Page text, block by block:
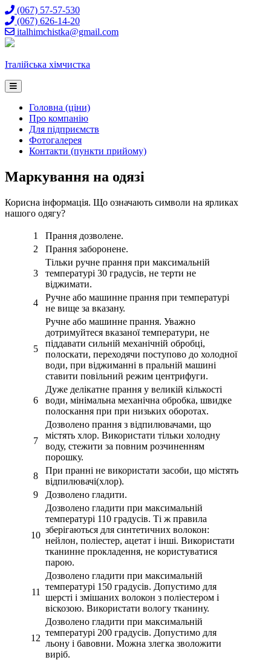
Skip
to
content
(067) 57-57-530
(067) 626-14-20
italhimchistka@gmail.com
Італійська хімчистка
Головна (ціни)
Про компанію
Для підприємств
Фотогалерея
Контакти (пункти прийому)
Маркування на одязі
Корисна інформація. Що означають символи на ярликах
нашого одягу?
1
Прання дозволене.
2
Прання заборонене.
3
Тільки ручне прання при максимальній
температурі 30 градусів, не терти не
віджимати.
4
Ручне або машинне прання при температурі
не вище за вказану.
5
Ручне або машинне прання. Уважно
дотримуйтеся вказаної температури, не
піддавати сильній механічній обробці,
полоскати, переходячи поступово до холодної
води, при віджиманні в пральній машині
ставити повільний режим центрифуги.
6
Дуже делікатне прання у великій кількості
води, мінімальна механічна обробка, швидке
полоскання при при низьких оборотах.
7
Дозволено прання з відпилювачами, що
містять хлор. Використати тільки холодну
воду, стежити за повним розчиненням
порошку.
8
При пранні не використати засоби, що містять
відпилювачі(хлор).
9
Дозволено гладити.
10
Дозволено гладити при максимальній
температурі 110 градусів. Ті ж правила
зберігаються для синтетичних волокон:
нейлон, поліестер, ацетат і інші. Використати
тканинне прокладення, не користуватися
парою.
11
Дозволено гладити при максимальній
температурі 150 градусів. Допустимо для
шерсті і змішаних волокон з поліестером і
віскозою. Використати вологу тканину.
12
Дозволено гладити при максимальній
температурі 200 градусів. Допустимо для
льону і бавовни. Можна злегка зволожити
виріб.